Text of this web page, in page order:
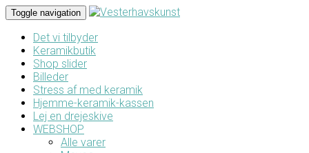
Toggle navigation
Det vi tilbyder
Keramikbutik
Shop slider
Billeder
Stress af med keramik
Hjemme-keramik-kassen
Lej en drejeskive
WEBSHOP
Alle varer